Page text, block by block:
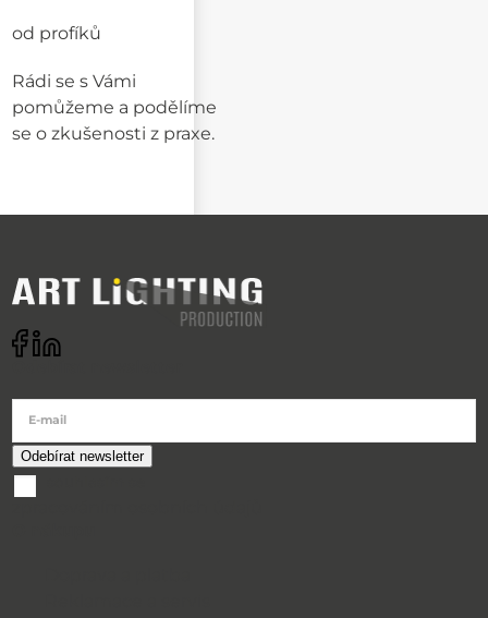
od profíků
Rádi se s Vámi
pomůžeme a podělíme
se o zkušenosti z praxe.
E-mail